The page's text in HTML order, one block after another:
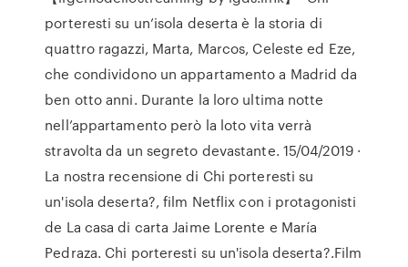
porteresti su un’isola deserta è la storia di
quattro ragazzi, Marta, Marcos, Celeste ed Eze,
che condividono un appartamento a Madrid da
ben otto anni. Durante la loro ultima notte
nell’appartamento però la loto vita verrà
stravolta da un segreto devastante. 15/04/2019 ·
La nostra recensione di Chi porteresti su
un'isola deserta?, film Netflix con i protagonisti
de La casa di carta Jaime Lorente e María
Pedraza. Chi porteresti su un'isola deserta?.Film